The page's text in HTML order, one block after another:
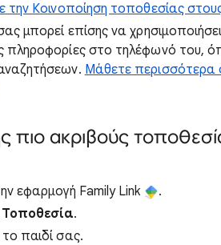
την Κοινοποίηση τοποθεσίας
μπορεί επίσης να
πληροφορίες στο τηλέφωνό του,
Μάθετε περισσότερα
πιο ακριβούς
εφαρμογή Family Link
.
Τοποθεσία.
το παιδί σας.